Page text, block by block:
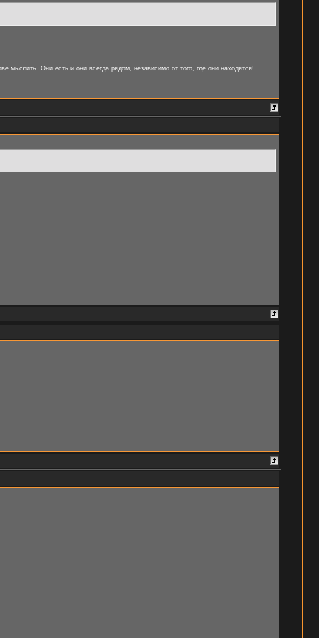
мыслить. Они есть и они всегда рядом, независимо от того, где они находятся!